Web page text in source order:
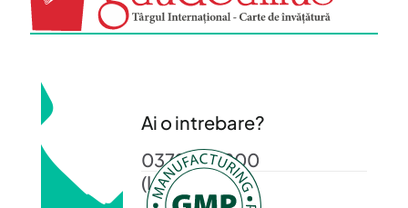
Ai o intrebare?
0372 372 200
(L-V: 08-16)